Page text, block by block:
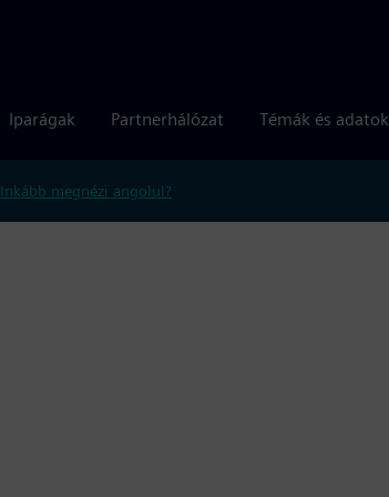
Iparágak Partnerhálózat Témák és adatok
Inkább megnézi angolul?